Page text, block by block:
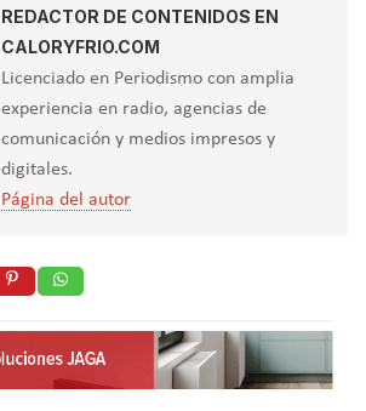
REDACTOR DE CONTENIDOS EN
CALORYFRIO.COM
Licenciado en Periodismo con amplia
experiencia en radio, agencias de
comunicación y medios impresos y
digitales.
Página del autor